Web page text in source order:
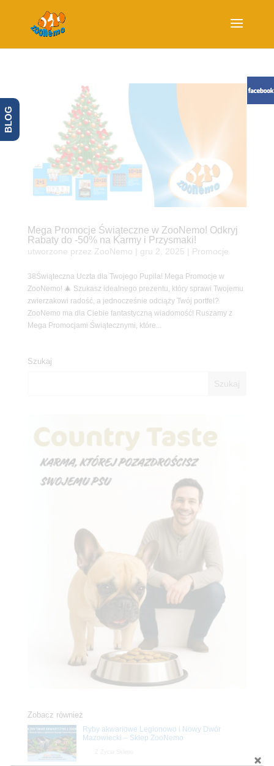
Mega Promocje Świąteczne w ZooNemo! Odkryj
Rabaty do -50% na Karmy i Przysmaki!
utworzone przez ZooNemo gru 2, 2025 Promocje
38Świąteczna Uczta dla Twojego Pupila! Mega Promocje w
ZooNemo! 🎄 Szukasz idealnego prezentu, który sprawi Twojemu
zwierzakowi radość, a jednocześnie odciąży Twój portfel?
ZooNemo ma dla Ciebie fantastyczną wiadomość! Ruszamy z
Mega Promocjami Świątecznymi, które...
Szukaj
Zobacz również
Ryby akwariowe Legionowo i Nowy Dwór
Mazowiecki – Sklep ZooNemo
BLOG